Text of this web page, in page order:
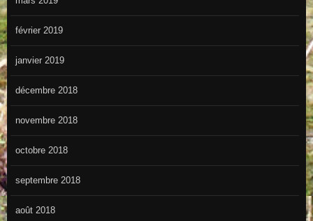
février 2019
janvier 2019
décembre 2018
novembre 2018
octobre 2018
septembre 2018
août 2018